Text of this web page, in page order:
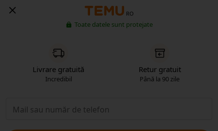
RO
Toate datele sunt protejate
Livrare gratuită
Incredibil
Retur gratuit
Până la 90 zile